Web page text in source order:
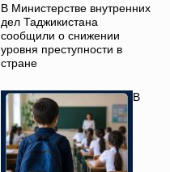
В Министерстве внутренних
дел Таджикистана
сообщили о снижении
уровня преступности в
стране
В